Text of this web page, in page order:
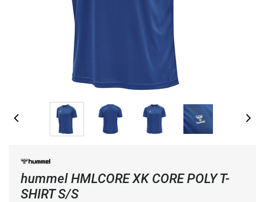
hummel HMLCORE XK CORE POLY T-
SHIRT S/S